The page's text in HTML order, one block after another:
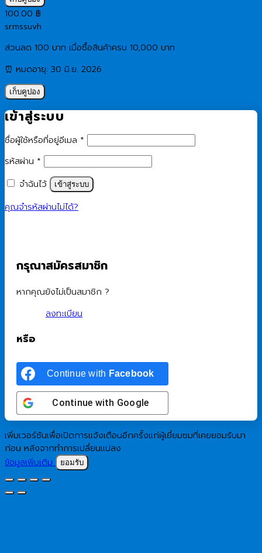
100.00 ฿
srmssuvh
ส่วนลด 100 บาท เมื่อซื้อสินค้าครบ 10,000 บาท
⏰ หมดอายุ: 30 มิ.ย. 2026
เก็บคูปอง
เข้าสู่ระบบ
ชื่อผู้ใช้หรือที่อยู่อีเมล *
รหัสผ่าน *
จำฉันไว้
เข้าสู่ระบบ
คุณจำรหัสผ่านไม่ได้?
กรุณาสมัครสมาชิก
หากคุณยังไม่เป็นสมาชิก ?
ลงทะเบียน
หรือ
Continue with Facebook
Continue with Google
เพิ่มเวอร์ชันเพื่อเปิดการแจ้งเตือนอีกครั้งแก่ผู้เยี่ยมชมที่เคยยอมรับมา
ก่อน หลังจากทำการเปลี่ยนแปลง
ข้อมูลเพิ่มเติม
ยอมรับ